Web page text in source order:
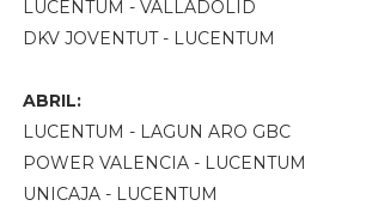
LUCENTUM - VALLADOLID
DKV JOVENTUT - LUCENTUM
ABRIL:
LUCENTUM - LAGUN ARO GBC
POWER VALENCIA - LUCENTUM
UNICAJA - LUCENTUM